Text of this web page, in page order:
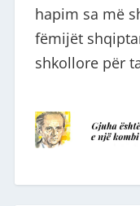
hapim sa më
fëmijët
shkollore për